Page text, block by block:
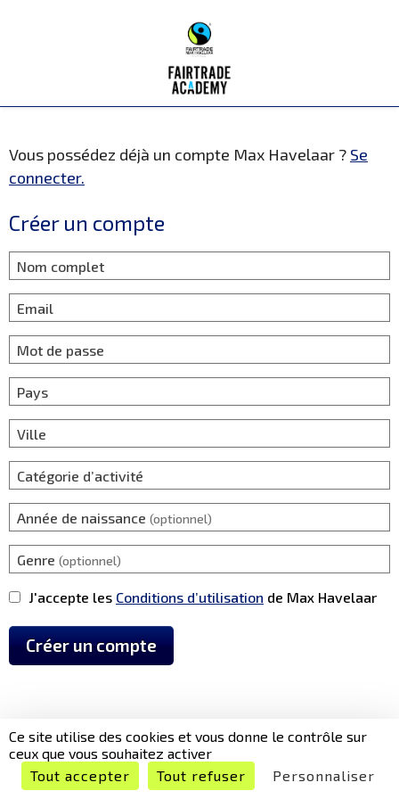
Vous possédez déjà un compte Max Havelaar ? Se
connecter.
Créer un compte
Nom complet
Email
Mot de passe
Pays
Ville
Catégorie d’activité
Année de naissance (optionnel)
Genre (optionnel)
J'accepte les Conditions d’utilisation de Max Havelaar
Créer un compte
Ce site utilise des cookies et vous donne le contrôle sur
ceux que vous souhaitez activer
Tout accepter
Tout refuser Personnaliser